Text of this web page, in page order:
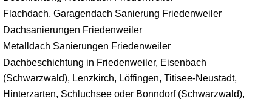
Flachdach, Garagendach Sanierung Friedenweiler
Dachsanierungen Friedenweiler
Metalldach Sanierungen Friedenweiler
Dachbeschichtung in Friedenweiler, Eisenbach
(Schwarzwald), Lenzkirch, Löffingen, Titisee-Neustadt,
Hinterzarten, Schluchsee oder Bonndorf (Schwarzwald),